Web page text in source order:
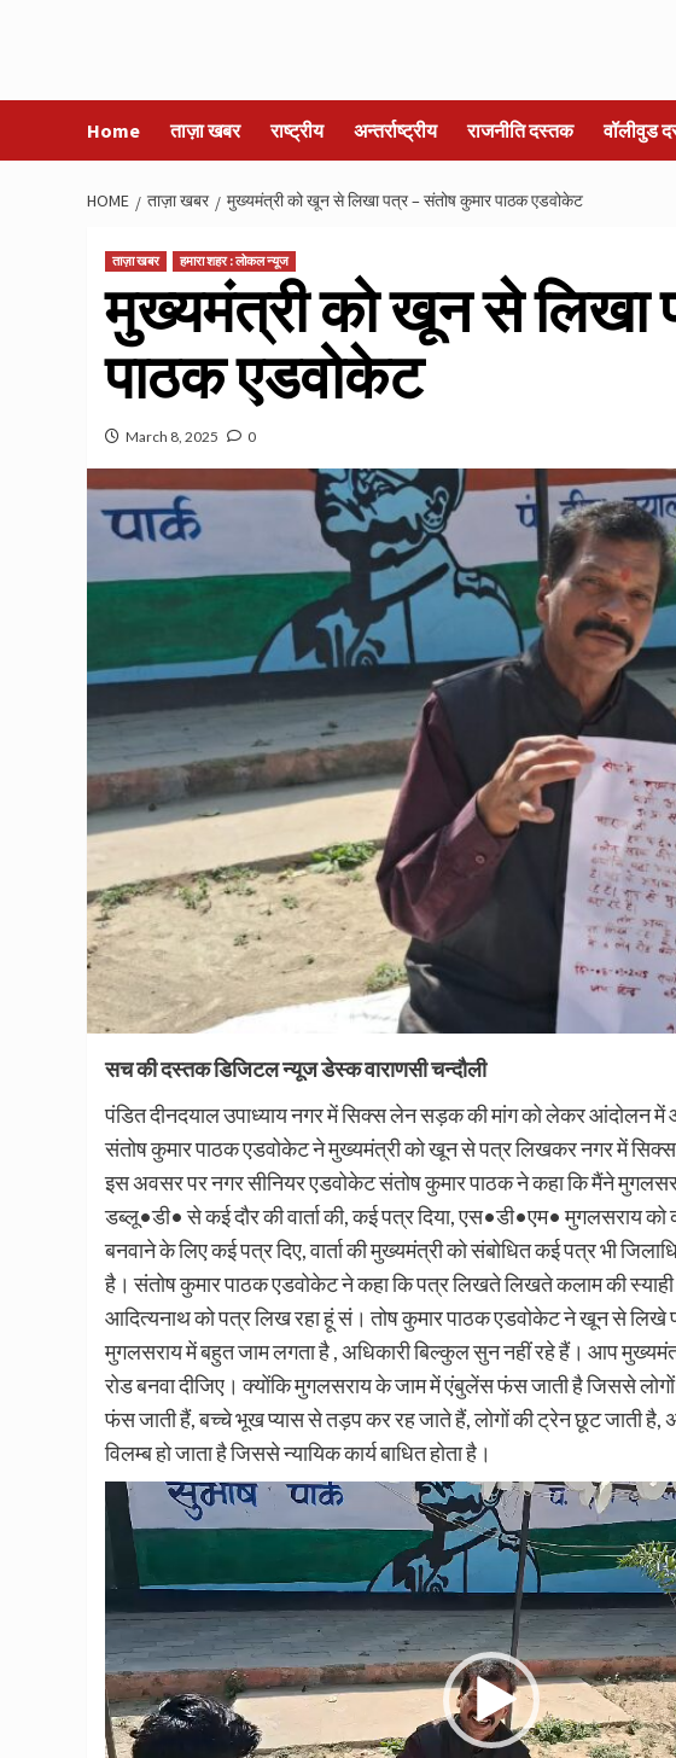
Home ताज़ा खबर राष्ट्रीय अन्तर्राष्ट्रीय राजनीति दस्तक वॉलीवुड
HOME ताज़ा खबर मुख्यमंत्री को खून से लिखा पत्र – संतोष कुमार पाठक एडवोकेट
ताज़ा खबर हमारा शहर : लोकल न्यूज
मुख्यमंत्री को खून से लिखा
पाठक एडवोकेट
March 8, 2025 0
सच की दस्तक डिजिटल न्यूज डेस्क वाराणसी चन्दौली
पंडित दीनदयाल उपाध्याय नगर में सिक्स लेन सड़क की मांग को लेकर आंदोलन
संतोष कुमार पाठक एडवोकेट ने मुख्यमंत्री को खून से पत्र लिखकर नगर में सिक्स
इस अवसर पर नगर सीनियर एडवोकेट संतोष कुमार पाठक ने कहा कि मैंने
डब्लू•डी• से कई दौर की वार्ता की, कई पत्र दिया, एस•डी•एम• मुगलसराय को
बनवाने के लिए कई पत्र दिए, वार्ता की मुख्यमंत्री को संबोधित कई पत्र भी
है। संतोष कुमार पाठक एडवोकेट ने कहा कि पत्र लिखते लिखते कलाम की
आदित्यनाथ को पत्र लिख रहा हूं सं। तोष कुमार पाठक एडवोकेट ने खून से लिखे
मुगलसराय में बहुत जाम लगता है , अधिकारी बिल्कुल सुन नहीं रहे हैं। आप
रोड बनवा दीजिए। क्योंकि मुगलसराय के जाम में एंबुलेंस फंस जाती है जिससे
फंस जाती हैं, बच्चे भूख प्यास से तड़प कर रह जाते हैं, लोगों की ट्रेन छूट जाती
विलम्ब हो जाता है जिससे न्यायिक कार्य बाधित होता है।
Video
Player